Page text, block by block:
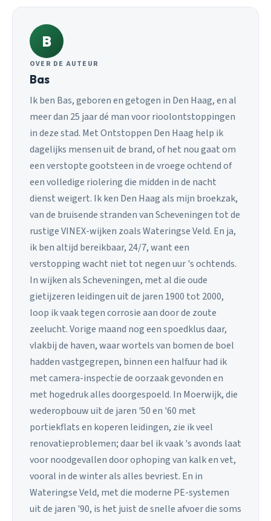
B
OVER DE AUTEUR
Bas
Ik ben Bas, geboren en getogen in Den Haag, en al
meer dan 25 jaar dé man voor rioolontstoppingen
in deze stad. Met Ontstoppen Den Haag help ik
dagelijks mensen uit de brand, of het nou gaat om
een verstopte gootsteen in de vroege ochtend of
een volledige riolering die midden in de nacht
dienst weigert. Ik ken Den Haag als mijn broekzak,
van de bruisende stranden van Scheveningen tot de
rustige VINEX-wijken zoals Wateringse Veld. En ja,
ik ben altijd bereikbaar, 24/7, want een
verstopping wacht niet tot negen uur 's ochtends.
In wijken als Scheveningen, met al die oude
gietijzeren leidingen uit de jaren 1900 tot 2000,
loop ik vaak tegen corrosie aan door de zoute
zeelucht. Vorige maand nog een spoedklus daar,
vlakbij de haven, waar wortels van bomen de boel
hadden vastgegrepen, binnen een halfuur had ik
met camera-inspectie de oorzaak gevonden en
met hogedruk alles doorgespoeld. In Moerwijk, die
wederopbouw uit de jaren '50 en '60 met
portiekflats en koperen leidingen, zie ik veel
renovatieproblemen; daar bel ik vaak 's avonds laat
voor noodgevallen door ophoping van kalk en vet,
vooral in de winter als alles bevriest. En in
Wateringse Veld, met die moderne PE-systemen
uit de jaren '90, is het juist de snelle afvoer die soms